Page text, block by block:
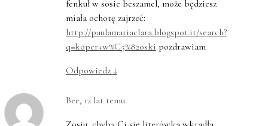
fenkuł w sosie beszamel, może będziesz
miała ochotę zajrzeć:
http://paulamariaclara.blogspot.it/search?
q=koper+w%C5%82oski pozdrawiam
Odpowiedz ↓
Bee, 12 lat temu